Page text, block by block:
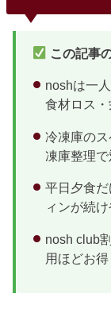
てら
この記事
noshは一
食材ロス
冷凍庫の
凍庫整理
平日夕食
ィンが続
nosh club
用ほどお得